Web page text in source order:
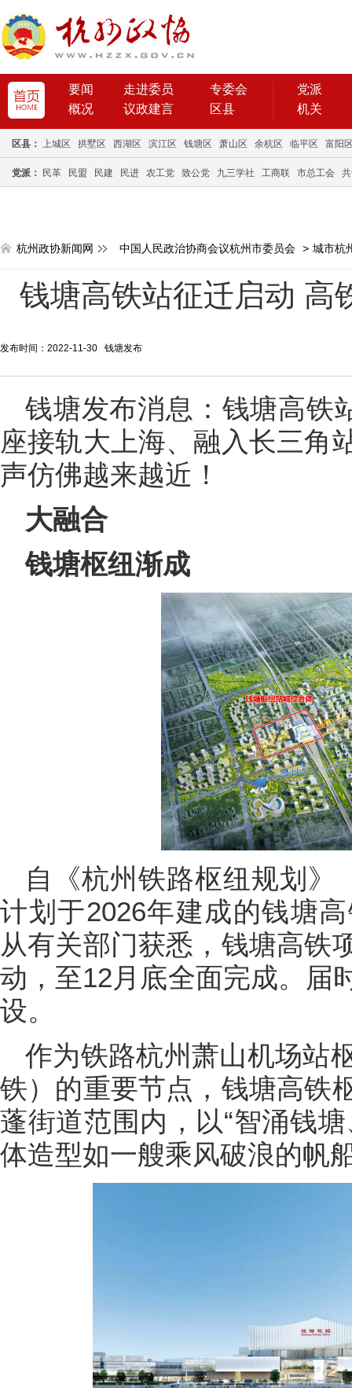
要闻 走进委员
专委会
概况
议政建言 区县
党派
机关
区县： 上城区 拱墅区 西湖区 滨江区 钱塘区 萧山区 余杭区 临平区 富阳
党派： 民革 民盟 民建 民进 农工党 致公党 九三学社 工商联 市总工会
杭州政协新闻网 中国人民政治协商会议杭州市委员会 > 城市杭
钱塘高铁站征迁启动 高
发布时间：2022-11-30 钱塘发布
钱塘发布消息：钱塘高铁
座接轨大上海、融入长三角
声仿佛越来越近！
大融合
钱塘枢纽渐成
自《杭州铁路枢纽规划》
计划于2026年建成的钱塘
从有关部门获悉，钱塘高铁
动，至12月底全面完成。届
设。
作为铁路杭州萧山机场站
铁）的重要节点，钱塘高铁
蓬街道范围内，以“智涌钱
体造型如一艘乘风破浪的帆